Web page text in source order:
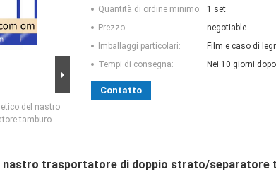
del nastro
tamburo
Quantità di ordine minimo:
1 set
Prezzo:
negotiable
Imballaggi particolari:
Film e caso di
Tempi di consegna:
Nei 10 giorni
Contatto
nastro trasportatore di doppio strato/separatore